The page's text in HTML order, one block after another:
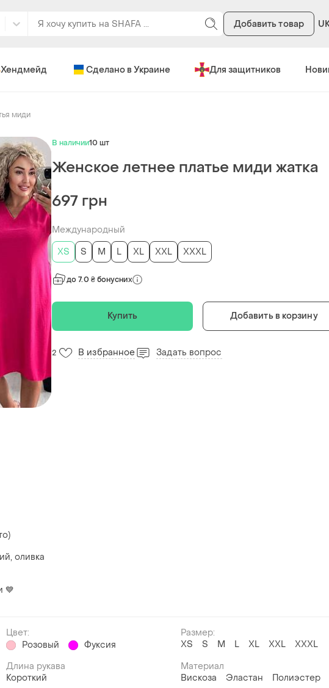
Добавить товар
Хендмейд Сделано в Украине Для защитников
миди
В наличии10 шт
Женское летнее платье миди жатка
697 грн
Международный
ХS
S M L XL XXL XXXL
до 7.0 ₴ бонусних
Купить Добавить в корзину
2 В избранное Задать вопрос
оливка
💙
Цвет:
Розовый
Фуксия
Размер:
ХS
S M L XL XXL
XXXL
Длина рукава
Короткий
Материал
Вискоза
Эластан
Полиэстер